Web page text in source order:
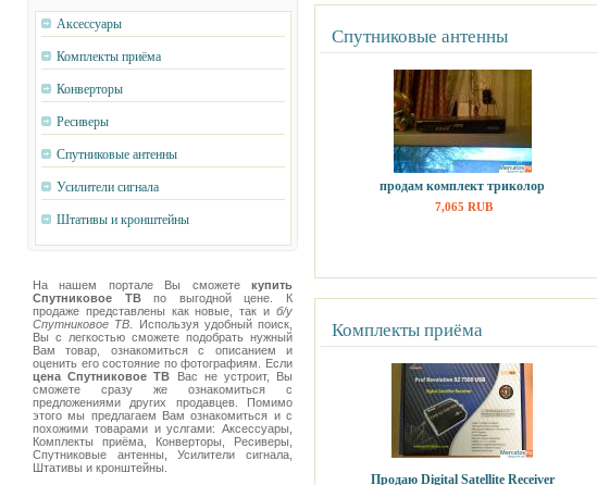
Аксессуары
Комплекты приёма
Конверторы
Ресиверы
Спутниковые антенны
Усилители сигнала
Штативы и кронштейны
На нашем портале Вы сможете купить
Спутниковое ТВпо выгодной цене. К
продаже представлены как новые, так и б/у
Спутниковое ТВ . Используя удобный поиск,
Вы с легкостью сможете подобрать нужный
Вам товар, ознакомиться с описанием и
оценить его состояние по фотографиям. Если
цена Спутниковое ТВ Вас не устроит, Вы
сможете сразу же ознакомиться с
предложениями других продавцев. Помимо
этого мы предлагаем Вам ознакомиться и с
похожими товарами и услгами: Аксессуары,
Комплекты приёма, Конверторы, Ресиверы,
Спутниковые антенны, Усилители сигнала,
Штативы и кронштейны.
Спутниковые антенны
продам комплект триколор
7,065 RUB
Комплекты приёма
Продаю Digital Satellite Receiver